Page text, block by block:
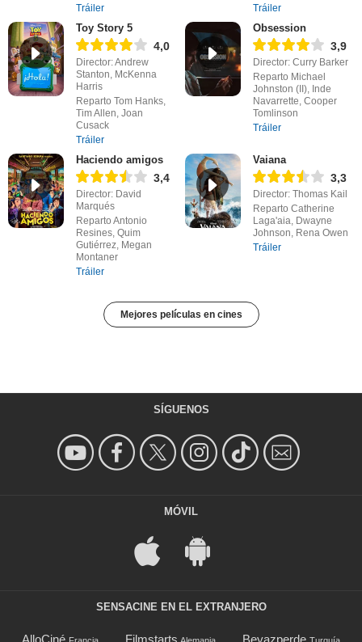
Tráiler
Tráiler
Toy Story 5
4,0
Director: Andrew
Stanton, McKenna
Harris
Reparto Tom Hanks,
Tim Allen, Joan
Cusack
Tráiler
Obsession
3,9
Director: Curry Barker
Reparto Michael
Johnston (II), Inde
Navarrette, Cooper
Tomlinson
Tráiler
Haciendo amigos
3,4
Director: David
Marqués
Reparto Antonio
Resines, Quim
Gutiérrez, Megan
Montaner
Tráiler
Vaiana
3,3
Director: Thomas Kail
Reparto Catherine
Laga'aia, Dwayne
Johnson, Rena Owen
Tráiler
Mejores películas en cines
SÍGUENOS
MÓVIL
SENSACINE EN EL EXTRANJERO
AlloCiné Filmstarts Beyazperde